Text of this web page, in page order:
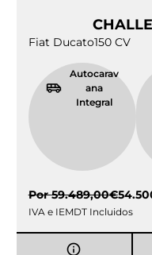
Fiat Ducato150 CV
Autocarav
ana
Integral
Por59.489,00€
IVA e IEMDT Incluidos